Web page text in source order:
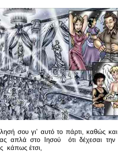
σου γι’ αυτό το πάρτι, καθώς και
απλά στο Ιησού ότι δέχεσαι την
κάπως έτσι,